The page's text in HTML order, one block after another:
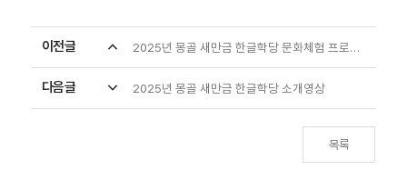
이전글 expand_less 2025년 몽골 새만금 한글학당 문화체험 프로그램
다음글 expand_more 2025년 몽골 새만금 한글학당 소개영상
목록